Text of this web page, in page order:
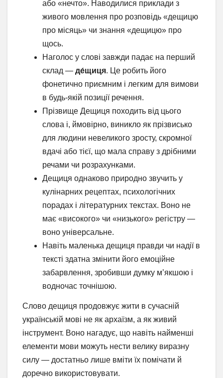
або «нечто». Наводилися приклади з
живого мовлення про розповідь «дещицю
про місяць» чи знання «дещицю» про
щось.
Наголос у слові завжди падає на перший
склад — де́щиця. Це робить його
фонетично приємним і легким для вимови
в будь-якій позиції речення.
Прізвище Дещиця походить від цього
слова і, ймовірно, виникло як прізвисько
для людини невеликого зросту, скромної
вдачі або тієї, що мала справу з дрібними
речами чи розрахунками.
Дещиця однаково природно звучить у
кулінарних рецептах, психологічних
порадах і літературних текстах. Воно не
має «високого» чи «низького» регістру —
воно універсальне.
Навіть маленька дещиця правди чи надії в
тексті здатна змінити його емоційне
забарвлення, зробивши думку м’якшою і
водночас точнішою.
Слово дещиця продовжує жити в сучасній
українській мові не як архаїзм, а як живий
інструмент. Воно нагадує, що навіть найменші
елементи мови можуть нести велику виразну
силу — достатньо лише вміти їх помічати й
доречно використовувати.